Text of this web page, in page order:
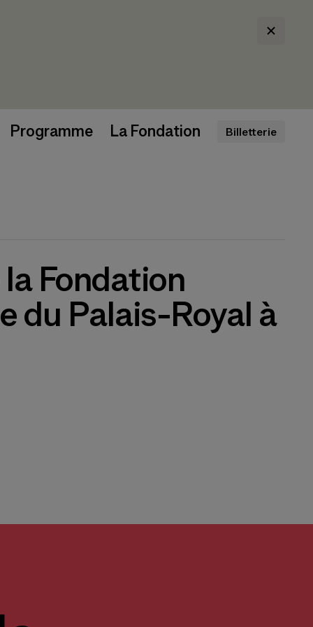
Programme La Fondation Billetterie
Fondation
du Palais-Royal à